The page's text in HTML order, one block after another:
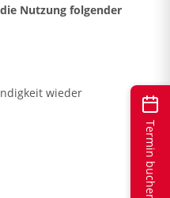
Nutzung folgender
wieder
Termin buchen